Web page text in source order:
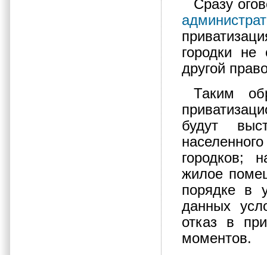
Сразу
городки
другой
Таким
будут
городков;
жилое
порядке в
данных
отказ в
моментов.